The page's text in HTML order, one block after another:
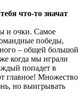
что-то значат
и очки. Самое
победы,
– общей большой
когда мы играли
попадет в
главное! Множество
но выигрывать